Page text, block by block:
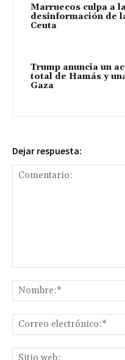
Marruecos culpa a
desinformación de
Ceuta
Trump anuncia un
total de Hamás y
Gaza
Dejar respuesta: